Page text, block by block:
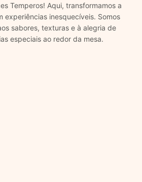
Temperos! Aqui, transformamos a
experiências inesquecíveis. Somos
sabores, texturas e à alegria de
especiais ao redor da mesa.